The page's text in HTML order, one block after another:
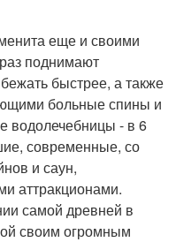
еще и своими
поднимают
быстрее, а также
больные спины и
водолечебницы - в 6
современные, со
и саун,
аттракционами.
самой древней в
своим огромным